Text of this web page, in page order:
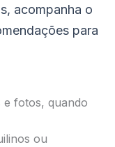
acompanha o
para
e fotos, quando
ou